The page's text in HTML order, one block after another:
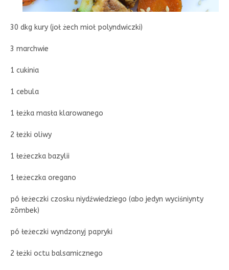
30 dkg kury (joł żech mioł polyndwiczki)
3 marchwie
1 cukinia
1 cebula
1 łeżka masła klarowanego
2 łeżki oliwy
1 łeżeczka bazylii
1 łeżeczka oregano
pó łeżeczki czosku niydźwiedziego (abo jedyn wyciśniynty
zōmbek)
pó łeżeczki wyndzonyj papryki
2 łeżki octu balsamicznego